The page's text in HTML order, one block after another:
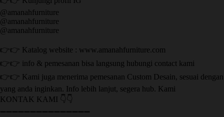
@amanahfurniture
@amanahfurniture
@amanahfurniture
👉👉 Katalog website : www.amanahfurniture.com
👉👉 info & pemesanan bisa langsung hubungi contact kami
👉👉 Kami juga menerima pemesanan Custom Desain, sesuai dengan
yang anda inginkan. Info lebih lanjut, segera hub. Kami
KONTAK KAMI 👇👇
➖➖➖➖➖➖➖➖➖➖➖➖➖➖➖ ㅤ